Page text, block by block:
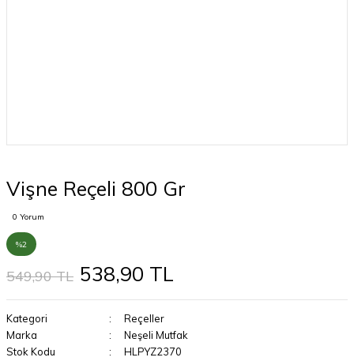
Vişne Reçeli 800 Gr
0 Yorum
%2
549,90 TL 538,90 TL
Kategori
Reçeller
Marka
Neşeli Mutfak
Stok Kodu
HLPYZ2370